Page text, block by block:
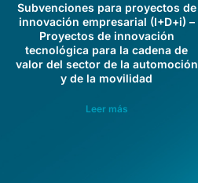
Subvenciones para proyectos de
innovación empresarial (I+D+i) –
Proyectos de innovación
tecnológica para la cadena de
valor del sector de la automoción
y de la movilidad
Leer más